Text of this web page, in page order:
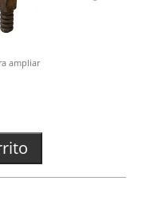
ampliar